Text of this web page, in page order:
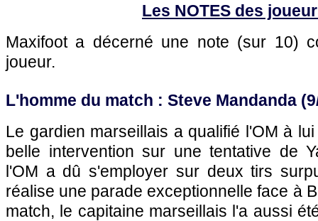
Les NOTES des
Maxifoot a décerné une note (sur 10)
joueur.
L'homme du match : Steve Mandanda
Le gardien marseillais a qualifié l'OM à
belle intervention sur une tentative de
l'OM a dû s'employer sur deux tirs
réalise une parade exceptionnelle face à
match, le capitaine marseillais l'a aussi